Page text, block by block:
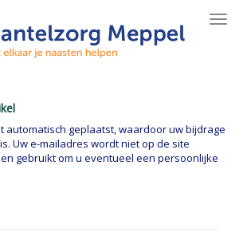
automatisch geplaatst, waardoor uw bijdrage
Uw e-mailadres wordt niet op de site
gebruikt om u eventueel een persoonlijke